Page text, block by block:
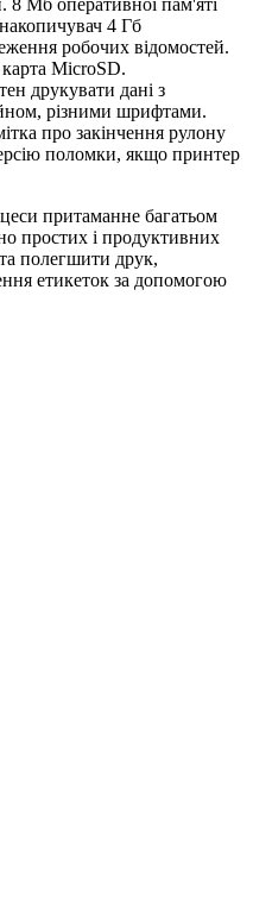
Мб оперативної пам'яті
4 Гб
робочих відомостей.
MicroSD.
друкувати дані з
різними шрифтами.
про закінчення рулону
поломки, якщо принтер
притаманне багатьом
простих і продуктивних
полегшити друк,
етикеток за допомогою